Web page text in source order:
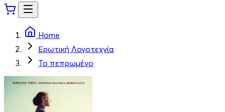
Home
Ερωτική Λογοτεχνία
Το πεπρωμένο